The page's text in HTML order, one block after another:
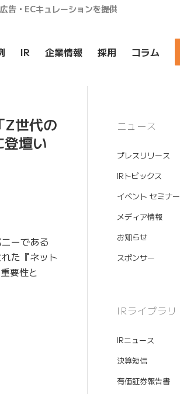
告・ECキュレーションを提供
IR 企業情報 採用 コラム
Z世代の
壇い
ーである
た『ネット
要性と
ニュース
プレスリリース
IRトピックス
イベント セミナー
メディア情報
お知らせ
スポンサー
IRライブラリ
IRニュース
決算短信
有価証券報告書